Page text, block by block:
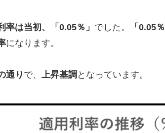
率は当初、「0.05％」 でした。
「0.05
になります。
通り で、 上昇基調 となっています。